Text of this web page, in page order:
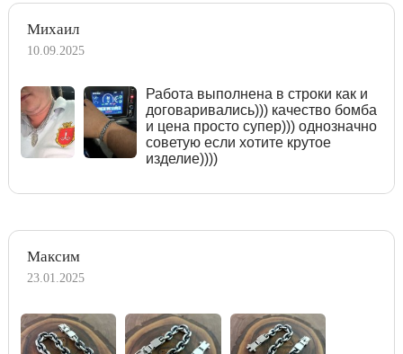
Михаил
10.09.2025
Работа выполнена в строки как и
договаривались))) качество бомба
и цена просто супер))) однозначно
советую если хотите крутое
изделие))))
Максим
23.01.2025